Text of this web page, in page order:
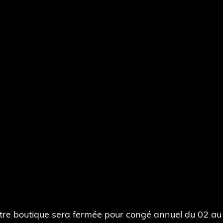
boutique sera fermée pour congé annuel du 02